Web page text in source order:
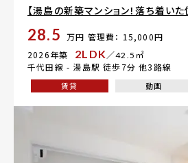
【湯島の新築マンション！落ち着い
28.5 万円 管理費： 15,000円
2026年築
2LDK ／42.5㎡
千代田線 - 湯島駅 徒歩7分 他3路線
賃貸 動画